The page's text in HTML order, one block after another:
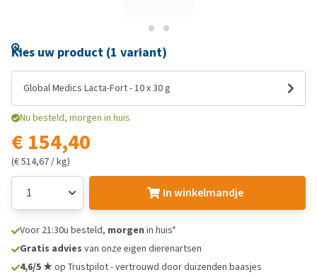
Kies uw product (1 variant)
Global Medics Lacta-Fort - 10 x 30 g
Nu besteld, morgen in huis
€ 154,40
(€ 514,67 / kg)
In winkelmandje
Voor 21:30u besteld, morgen in huis*
Gratis advies van onze eigen dierenartsen
4,6/5 ★op Trustpilot - vertrouwd door duizenden baasjes